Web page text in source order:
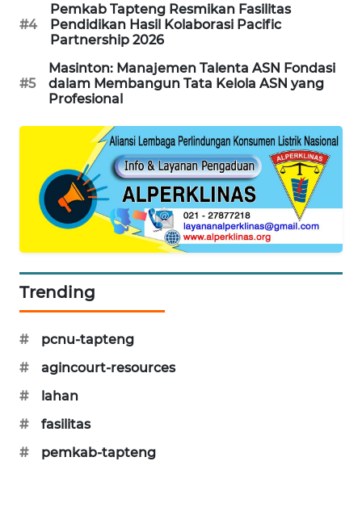
#4
Pemkab Tapteng Resmikan Fasilitas
Pendidikan Hasil Kolaborasi Pacific
Partnership 2026
#5
Masinton: Manajemen Talenta ASN Fondasi
dalam Membangun Tata Kelola ASN yang
Profesional
Trending
#
pcnu-tapteng
#
agincourt-resources
#
lahan
#
fasilitas
#
pemkab-tapteng
CILEUNGSI
NEWS
BERKAT
NEWS
ANUGERAH
NEWS
ID
NEWS
SONYA
ASA